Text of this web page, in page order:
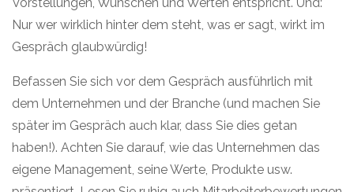
Nur wer wirklich hinter dem steht, was er sagt, wirkt im
Gespräch glaubwürdig!
Befassen Sie sich vor dem Gespräch ausführlich mit
dem Unternehmen und der Branche (und machen Sie
später im Gespräch auch klar, dass Sie dies getan
haben!). Achten Sie darauf, wie das Unternehmen das
eigene Management, seine Werte, Produkte usw.